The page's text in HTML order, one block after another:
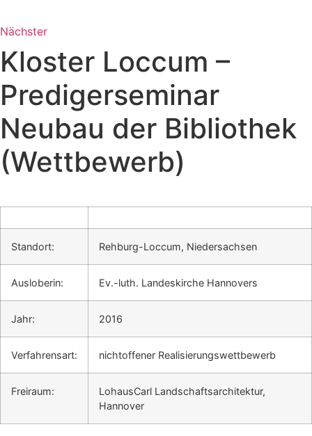
Nächster
Kloster Loccum –
Predigerseminar
Neubau der Bibliothek
(Wettbewerb)
Standort: Rehburg-Loccum, Niedersachsen
Ausloberin: Ev.-luth. Landeskirche Hannovers
Jahr: 2016
Verfahrensart: nichtoffener Realisierungswettbewerb
Freiraum:
LohausCarl Landschaftsarchitektur,
Hannover